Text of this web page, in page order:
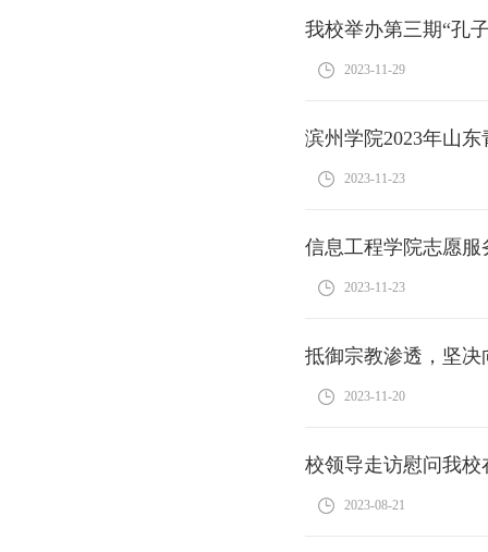
我校举办第三期“孔
2023-11-29
滨州学院2023年山
2023-11-23
信息工程学院志愿
2023-11-23
抵御宗教渗透，坚
2023-11-20
校领导走访慰问我
2023-08-21